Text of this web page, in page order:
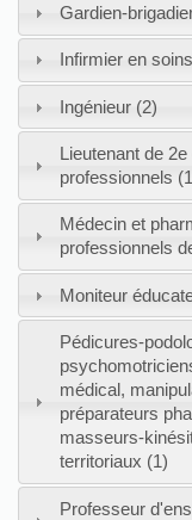
Gardien-
Infirmier en
Ingénieur (2)
Lieutenant de
professionnels
Médecin et
professionnels
Moniteur
Pédicures-
médical,
préparateurs
masseurs-
territoriaux (1)
Professeur